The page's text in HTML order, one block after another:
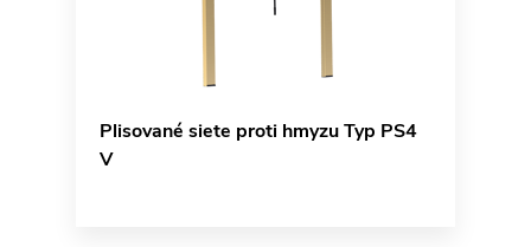
Plisované siete proti hmyzu Typ PS4
V